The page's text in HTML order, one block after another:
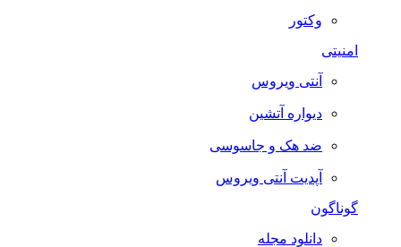
وکتور
امنیتی
آنتی ویروس
دیواره آتشین
ضد هک و جاسوسی
آپدیت آنتی ویروس
گوناگون
دانلود مجله